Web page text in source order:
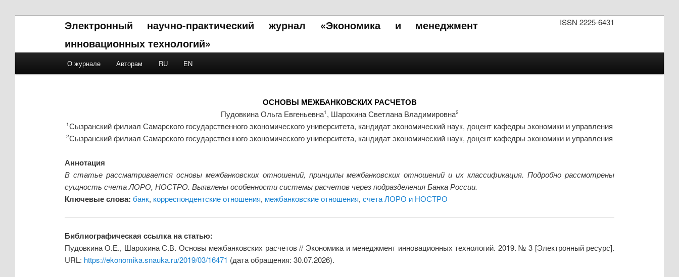
ISSN 2225-6431
Электронный научно-практический журнал «Экономика и менеджмент
инновационных технологий»
Skip to primary content
Skip to secondary content
О журнале Авторам RU EN
ОСНОВЫ МЕЖБАНКОВСКИХ РАСЧЕТОВ
Пудовкина Ольга Евгеньевна1 , Шарохина Светлана Владимировна2
1Сызранский филиал Самарского государственного экономического университета, кандидат экономический наук, доцент кафедры экономики и управления
2Сызранский филиал Самарского государственного экономического университета, кандидат экономический наук, доцент кафедры экономики и управления
Аннотация
В статье рассматривается основы межбанковских отношений, принципы межбанковских отношений и их классификация. Подробно рассмотрены
сущность счета ЛОРО, НОСТРО. Выявлены особенности системы расчетов через подразделения Банка России.
Ключевые слова: банк, корреспондентские отношения, межбанковские отношения, счета ЛОРО и НОСТРО
Библиографическая ссылка на статью:
Пудовкина О.Е., Шарохина С.В. Основы межбанковских расчетов // Экономика и менеджмент инновационных технологий. 2019. № 3 [Электронный ресурс].
URL: https://ekonomika.snauka.ru/2019/03/16471 (дата обращения: 30.07.2026).